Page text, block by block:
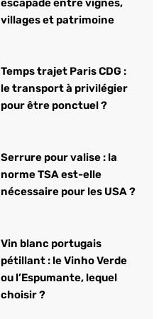
escapade entre vignes,
villages et patrimoine
Temps trajet Paris CDG :
le transport à privilégier
pour être ponctuel ?
Serrure pour valise : la
norme TSA est-elle
nécessaire pour les USA ?
Vin blanc portugais
pétillant : le Vinho Verde
ou l’Espumante, lequel
choisir ?